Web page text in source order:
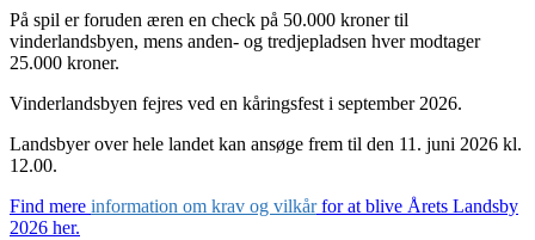
På spil er foruden æren en check på 50.000 kroner til
vinderlandsbyen, mens anden- og tredjepladsen hver modtager
25.000 kroner.
Vinderlandsbyen fejres ved en kåringsfest i september 2026.
Landsbyer over hele landet kan ansøge frem til den 11. juni 2026 kl.
12.00.
Find mere information om krav og vilkårfor at blive Årets Landsby
2026 her.